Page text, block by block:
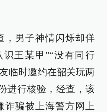
，男子神情闪烁却佯
王某甲”“没有同行
临时邀约在韶关玩两
进行核验，经查，该
诈骗被上海警方网上